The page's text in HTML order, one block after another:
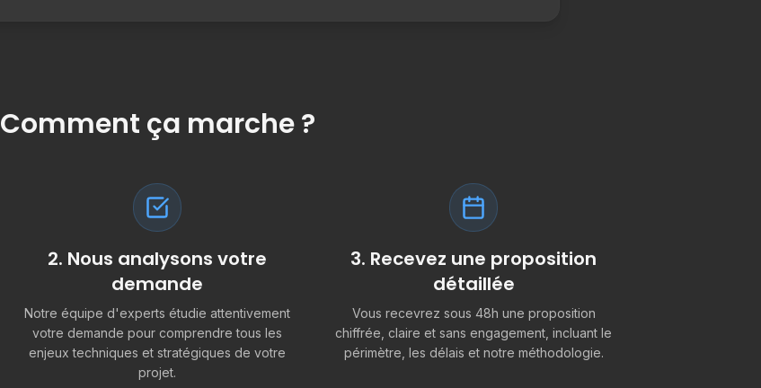
Comment ça marche ?
2. Nous analysons votre
demande
Notre équipe d'experts étudie attentivement
votre demande pour comprendre tous les
enjeux techniques et stratégiques de votre
projet.
3. Recevez une proposition
détaillée
Vous recevrez sous 48h une proposition
chiffrée, claire et sans engagement, incluant le
périmètre, les délais et notre méthodologie.